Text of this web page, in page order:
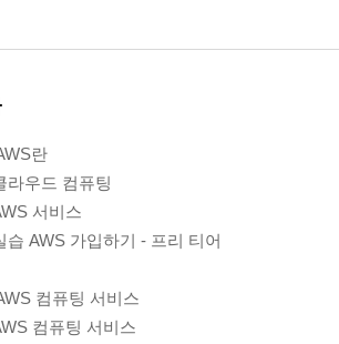
란
라우드 컴퓨팅
서비스
습 AWS 가입하기 - 프리 티어
컴퓨팅 서비스
컴퓨팅 서비스